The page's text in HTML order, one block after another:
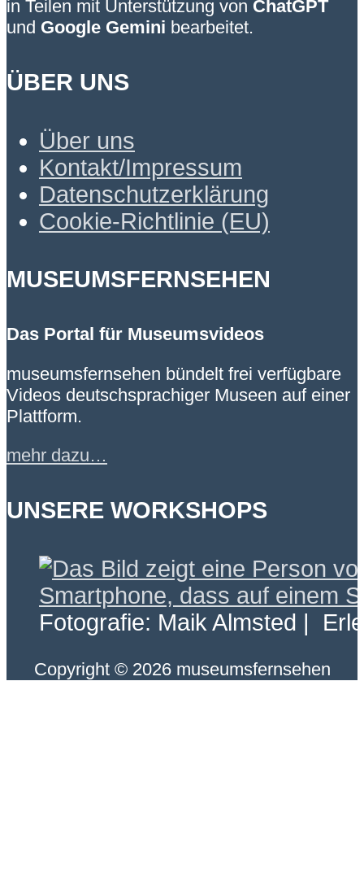
in Teilen mit Unterstützung von ChatGPT
und Google Gemini bearbeitet.
ÜBER UNS
Über uns
Kontakt/Impressum
Datenschutzerklärung
Cookie-Richtlinie (EU)
MUSEUMSFERNSEHEN
Das Portal für Museumsvideos
museumsfernsehen bündelt frei verfügbare
Videos deutschsprachiger Museen auf einer
Plattform.
mehr dazu…
UNSERE WORKSHOPS
Fotografie: Maik Almsted |
Copyright © 2026 museumsfernsehen